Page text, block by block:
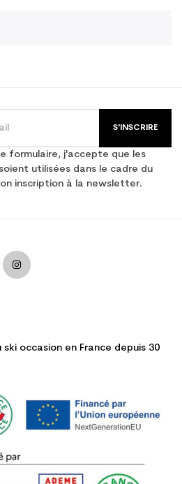
S'INSCRIRE
formulaire, j'accepte que les
utilisées dans le cadre du
inscription à la newsletter.
ski occasion en France depuis 30